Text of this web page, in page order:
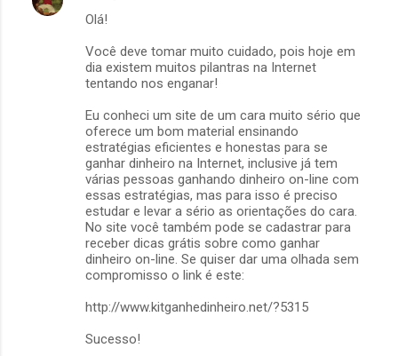
Olá!
Você deve tomar muito cuidado, pois hoje em
dia existem muitos pilantras na Internet
tentando nos enganar!
Eu conheci um site de um cara muito sério que
oferece um bom material ensinando
estratégias eficientes e honestas para se
ganhar dinheiro na Internet, inclusive já tem
várias pessoas ganhando dinheiro on-line com
essas estratégias, mas para isso é preciso
estudar e levar a sério as orientações do cara.
No site você também pode se cadastrar para
receber dicas grátis sobre como ganhar
dinheiro on-line. Se quiser dar uma olhada sem
compromisso o link é este:
http://www.kitganhedinheiro.net/?5315
Sucesso!